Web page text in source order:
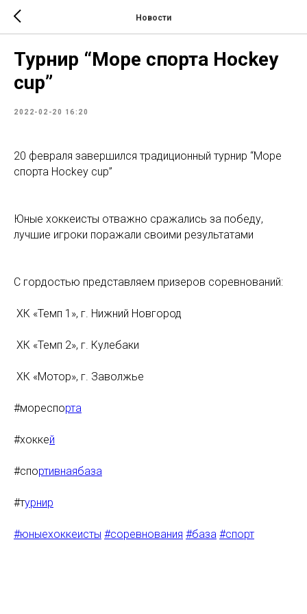
Новости
Турнир “Море спорта Hockey
cup”
2022-02-20 16:20
20 февраля завершился традиционный турнир “Море
спорта Hockey cup”
Юные хоккеисты отважно сражались за победу,
лучшие игроки поражали своими результатами
С гордостью представляем призеров соревнований:
ХК «Темп 1», г. Нижний Новгород
ХК «Темп 2», г. Кулебаки
ХК «Мотор», г. Заволжье
#мореспорта
#хоккей
#спортивнаябаза
#турнир
#юныехоккеисты #соревнования #база #спорт